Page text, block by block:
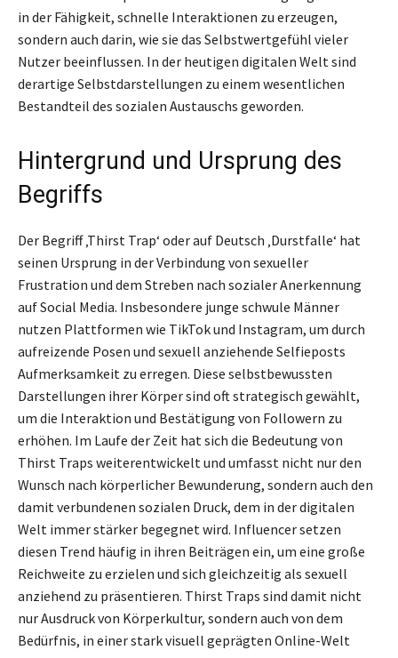
in der Fähigkeit, schnelle Interaktionen zu erzeugen,
sondern auch darin, wie sie das Selbstwertgefühl vieler
Nutzer beeinflussen. In der heutigen digitalen Welt sind
derartige Selbstdarstellungen zu einem wesentlichen
Bestandteil des sozialen Austauschs geworden.
Hintergrund und Ursprung des
Begriffs
Der Begriff ‚Thirst Trap‘ oder auf Deutsch ‚Durstfalle‘ hat
seinen Ursprung in der Verbindung von sexueller
Frustration und dem Streben nach sozialer Anerkennung
auf Social Media. Insbesondere junge schwule Männer
nutzen Plattformen wie TikTok und Instagram, um durch
aufreizende Posen und sexuell anziehende Selfieposts
Aufmerksamkeit zu erregen. Diese selbstbewussten
Darstellungen ihrer Körper sind oft strategisch gewählt,
um die Interaktion und Bestätigung von Followern zu
erhöhen. Im Laufe der Zeit hat sich die Bedeutung von
Thirst Traps weiterentwickelt und umfasst nicht nur den
Wunsch nach körperlicher Bewunderung, sondern auch den
damit verbundenen sozialen Druck, dem in der digitalen
Welt immer stärker begegnet wird. Influencer setzen
diesen Trend häufig in ihren Beiträgen ein, um eine große
Reichweite zu erzielen und sich gleichzeitig als sexuell
anziehend zu präsentieren. Thirst Traps sind damit nicht
nur Ausdruck von Körperkultur, sondern auch von dem
Bedürfnis, in einer stark visuell geprägten Online-Welt